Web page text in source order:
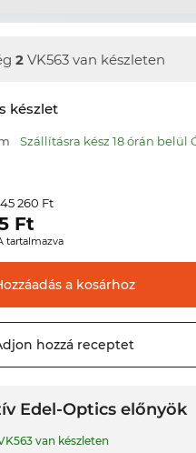
2 VK563 van készleten
készlet
Szállításra kész 18 órán belül
45 260 Ft
Ft
tartalmazva
a kosárhoz
hozzá receptet
Edel-Optics előnyök
van készleten